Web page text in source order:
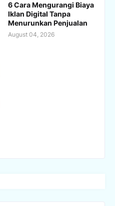
6 Cara Mengurangi Biaya
Iklan Digital Tanpa
Menurunkan Penjualan
August 04, 2026